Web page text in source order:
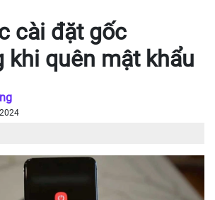
cài đặt gốc
khi quên mật khẩu